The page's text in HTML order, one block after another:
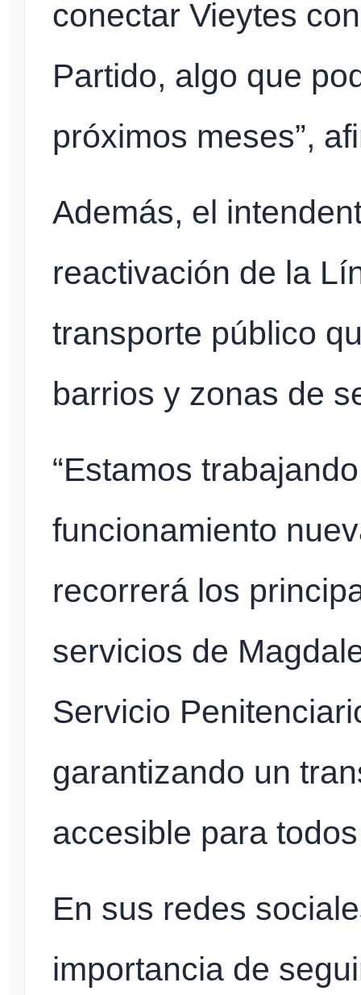
conectar Vieytes
Partido, algo que
próximos meses”,
Además, el
reactivación de la
transporte público
barrios y zonas de
“Estamos
funcionamiento
recorrerá los
servicios de
Servicio
garantizando un
accesible para
En sus redes
importancia de